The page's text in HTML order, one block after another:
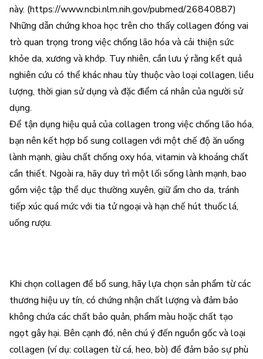
này. (https://www.ncbi.nlm.nih.gov/pubmed/26840887)
Những dẫn chứng khoa học trên cho thấy collagen đóng vai
trò quan trọng trong việc chống lão hóa và cải thiện sức
khỏe da, xương và khớp. Tuy nhiên, cần lưu ý rằng kết quả
nghiên cứu có thể khác nhau tùy thuộc vào loại collagen, liều
lượng, thời gian sử dụng và đặc điểm cá nhân của người sử
dụng.
Để tận dụng hiệu quả của collagen trong việc chống lão hóa,
bạn nên kết hợp bổ sung collagen với một chế độ ăn uống
lành mạnh, giàu chất chống oxy hóa, vitamin và khoáng chất
cần thiết. Ngoài ra, hãy duy trì một lối sống lành mạnh, bao
gồm việc tập thể dục thường xuyên, giữ ẩm cho da, tránh
tiếp xúc quá mức với tia tử ngoại và hạn chế hút thuốc lá,
uống rượu.
Khi chọn collagen để bổ sung, hãy lựa chọn sản phẩm từ các
thương hiệu uy tín, có chứng nhận chất lượng và đảm bảo
không chứa các chất bảo quản, phẩm màu hoặc chất tạo
ngọt gây hại. Bên cạnh đó, nên chú ý đến nguồn gốc và loại
collagen (ví dụ: collagen từ cá, heo, bò) để đảm bảo sự phù